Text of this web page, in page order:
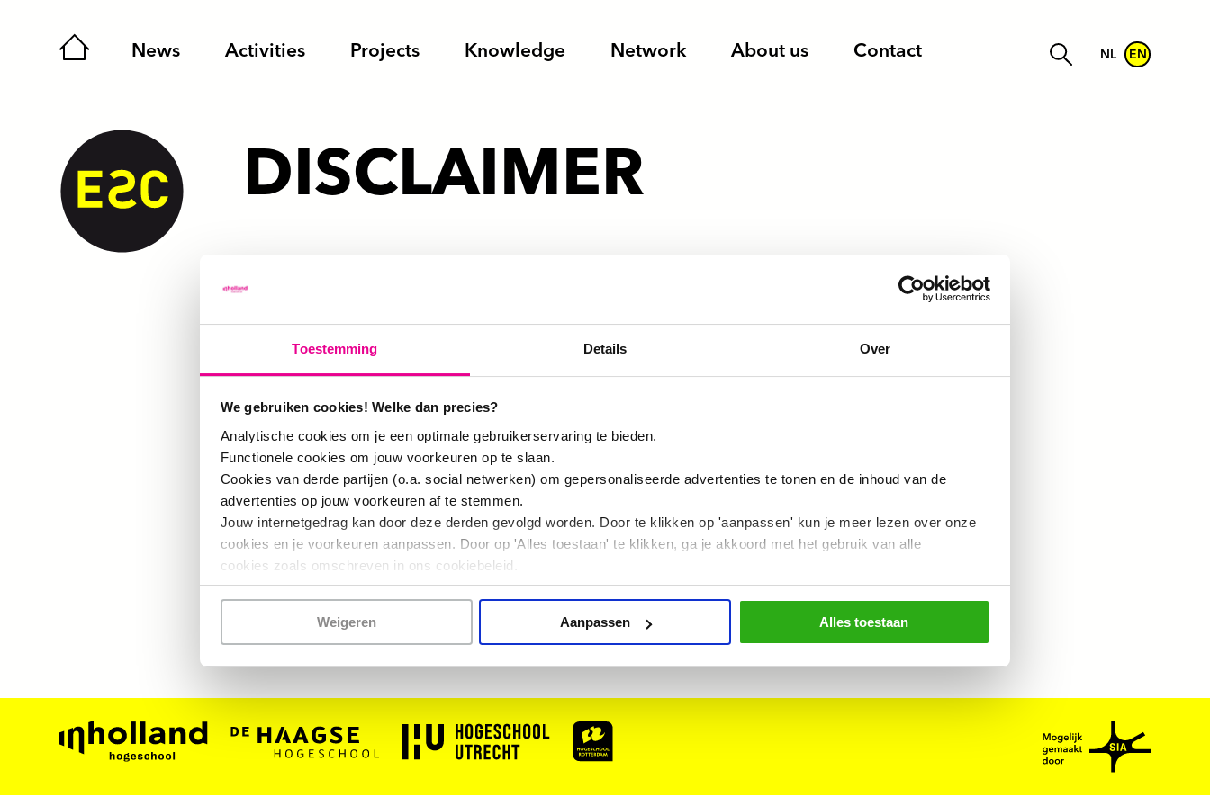
Toestemming Details Over
We gebruiken cookies! Welke dan precies?
Analytische cookies om je een optimale gebruikerservaring te bieden.
Functionele cookies om jouw voorkeuren op te slaan.
Cookies van derde partijen (o.a. social netwerken) om gepersonaliseerde advertenties te tonen en de inhoud van de
advertenties op jouw voorkeuren af te stemmen.
Jouw internetgedrag kan door deze derden gevolgd worden. Door te klikken op 'aanpassen' kun je meer lezen over onze
cookies en je voorkeuren aanpassen. Door op 'Alles toestaan' te klikken, ga je akkoord met het gebruik van alle
cookies zoals omschreven in ons cookiebeleid.
Weigeren Aanpassen Alles toestaan
NL EN
Home News Activities Projects Knowledge Network About us Contact
DISCLAIMER
Als Expertise Netwerk Systemisch Co-Design vinden we het belangrijk dat de
informatie op deze website klopt. We zien hier dan ook continu op toe. Ondanks
informatie zonder vooraankondiging en op ieder moment worden gewijzigd en/of
ingetrokken. Om deze redenen kunnen aan de websites geen rechten worden
ontleend. Door deze website te gebruiken stemt u in met deze disclaimer.
De volledige disclaimer is binnenkort online te vinden.